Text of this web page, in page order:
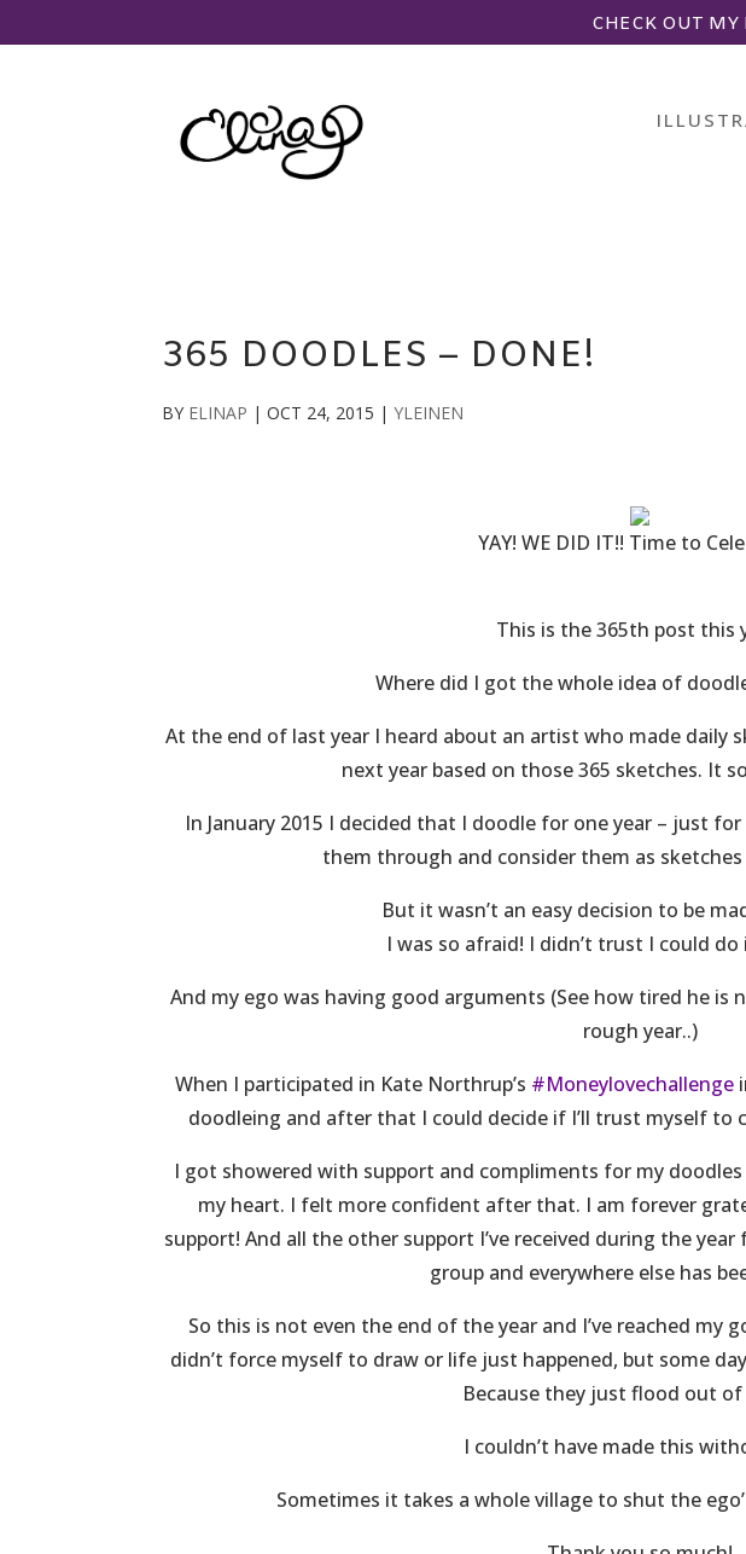
CHECK OUT MY
365 DOODLES – DONE!
BY ELINAP |OCT 24, 2015 |YLEINEN
YAY! WE DID IT!! Time to
This is the 365th post this
Where did I got the whole idea of
At the end of last year I heard about an artist who made daily
next year based on those 365 sketches. It
In January 2015 I decided that I doodle for one year – just
them through and consider them as
But it wasn’t an easy decision to be
I was so afraid! I didn’t trust I could
And my ego was having good arguments (See how tired he is
rough year..)
When I participated in Kate Northrup’s ‪#‎Moneylovechallenge‬
doodleing and after that I could decide if I’ll trust myself to
I got showered with support and compliments for my
my heart. I felt more confident after that. I am forever
support! And all the other support I’ve received during the
group and everywhere else has
So this is not even the end of the year and I’ve reached my
didn’t force myself to draw or life just happened, but some
Because they just flood out of
I couldn’t have made this
Sometimes it takes a whole village to shut the